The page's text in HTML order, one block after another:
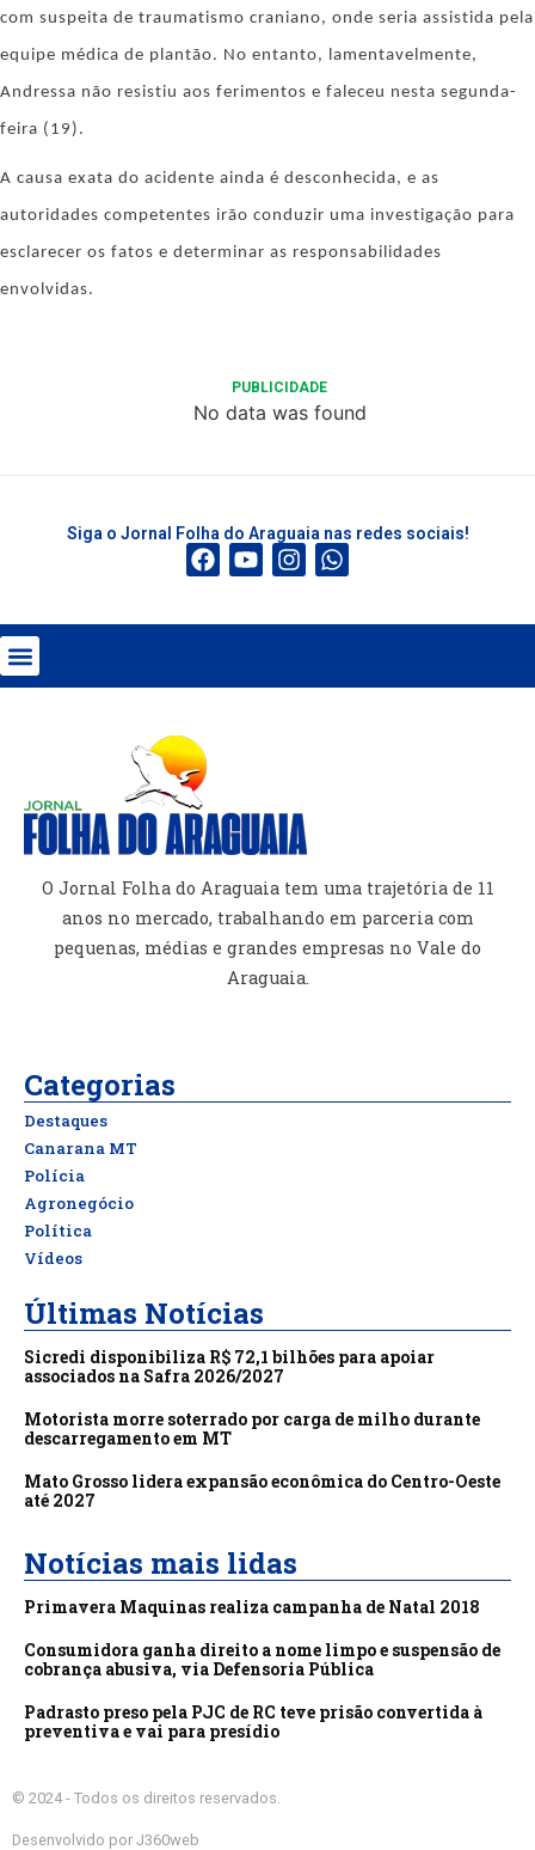
com suspeita de traumatismo craniano, onde seria assistida pela
equipe médica de plantão. No entanto, lamentavelmente,
Andressa não resistiu aos ferimentos e faleceu nesta segunda-
feira (19).
A causa exata do acidente ainda é desconhecida, e as
autoridades competentes irão conduzir uma investigação para
esclarecer os fatos e determinar as responsabilidades
envolvidas.
PUBLICIDADE
No data was found
Siga o Jornal Folha do Araguaia nas redes sociais!
O Jornal Folha do Araguaia tem uma trajetória de 11
anos no mercado, trabalhando em parceria com
pequenas, médias e grandes empresas no Vale do
Araguaia.
Categorias
Destaques
Canarana MT
Polícia
Agronegócio
Política
Vídeos
Últimas Notícias
Sicredi disponibiliza R$ 72,1 bilhões para apoiar
associados na Safra 2026/2027
Motorista morre soterrado por carga de milho durante
descarregamento em MT
Mato Grosso lidera expansão econômica do Centro-Oeste
até 2027
Notícias mais lidas
Primavera Maquinas realiza campanha de Natal 2018
Consumidora ganha direito a nome limpo e suspensão de
cobrança abusiva, via Defensoria Pública
Padrasto preso pela PJC de RC teve prisão convertida à
preventiva e vai para presídio
© 2024 - Todos os direitos reservados.
Desenvolvido por J360web